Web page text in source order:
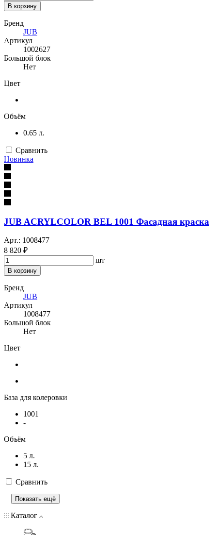
В корзину
Бренд
JUB
Артикул
1002627
Большой блок
Нет
Цвет
Объём
0.65 л.
Сравнить
Новинка
JUB ACRYLCOLOR BEL 1001 Фасадная краска
Арт.: 1008477
8 820 ₽
шт
В корзину
Бренд
JUB
Артикул
1008477
Большой блок
Нет
Цвет
База для колеровки
1001
-
Объём
5 л.
15 л.
Сравнить
Показать ещё
Каталог